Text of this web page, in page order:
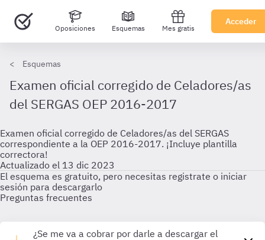
Oposiciones Esquemas Mes gratis
Acceder
Esquemas
Examen oficial corregido de Celadores/as
del SERGAS OEP 2016-2017
Examen oficial corregido de Celadores/as del SERGAS
correspondiente a la OEP 2016-2017. ¡Incluye plantilla
correctora!
Actualizado el 13 dic 2023
El esquema es gratuito, pero necesitas registrate o iniciar
sesión para descargarlo
Preguntas frecuentes
¿Se me va a cobrar por darle a descargar el